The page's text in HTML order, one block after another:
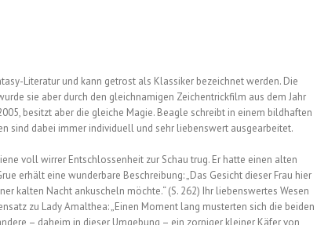
Literatur und kann getrost als Klassiker bezeichnet werden. Die
sie aber durch den gleichnamigen Zeichentrickfilm aus dem Jahr
besitzt aber die gleiche Magie. Beagle schreibt in einem bildhaften
sind dabei immer individuell und sehr liebenswert ausgearbeitet.
voll wirrer Entschlossenheit zur Schau trug. Er hatte einen alten
erhält eine wunderbare Beschreibung: „Das Gesicht dieser Frau hier
kalten Nacht ankuscheln möchte.“ (S. 262) Ihr liebenswertes Wesen
zu Lady Amalthea: „Einen Moment lang musterten sich die beiden
– daheim in dieser Umgebung – ein zorniger kleiner Käfer von